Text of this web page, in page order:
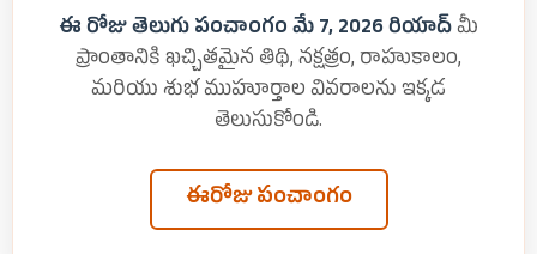
ఈ రోజు తెలుగు పంచాంగం మే 7, 2026 రియాద్మీ
ప్రాంతానికి ఖచ్చితమైన తిథి, నక్షత్రం, రాహుకాలం,
మరియు శుభ ముహూర్తాల వివరాలను ఇక్కడ
తెలుసుకోండి.
ఈరోజు పంచాంగం